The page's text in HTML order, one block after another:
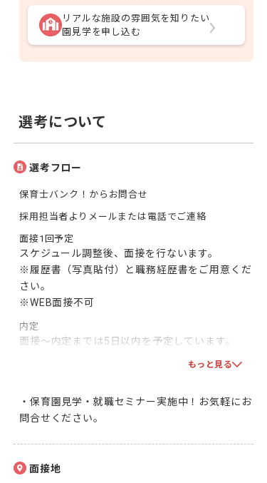
リアルな施設の雰囲気を知りたい
園見学を申し込む
選考について
選考フロー
保育士バンク！からお問合せ
採用担当者よりメールまたは電話でご連絡
面接1回予定
スケジュール調整後、面接を行ないます。
※履歴書（写真貼付）と職務経歴書をご用意くだ
さい。
※WEB面接不可
内定
面接～内定までは5日以内を予定しています。
もっと見る
・保育園見学・就職セミナー実施中！お気軽にお
問合せください。
面接地